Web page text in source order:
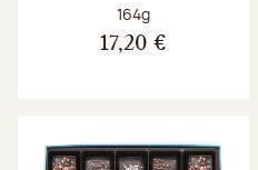
Poids net :
164g
17,20 €